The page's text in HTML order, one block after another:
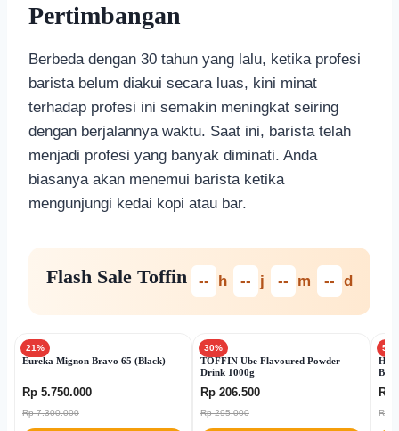
Pertimbangan
Berbeda dengan 30 tahun yang lalu, ketika profesi
barista belum diakui secara luas, kini minat
terhadap profesi ini semakin meningkat seiring
dengan berjalannya waktu. Saat ini, barista telah
menjadi profesi yang banyak diminati. Anda
biasanya akan menemui barista ketika
mengunjungi kedai kopi atau bar.
Flash Sale Toffin -- h -- j -- m -- d
21%
Eureka Mignon Bravo 65 (Black)
Rp 5.750.000
Rp 7.300.000
30%
TOFFIN Ube Flavoured Powder
Drink 1000g
Rp 206.500
Rp 295.000
Rp
Rp